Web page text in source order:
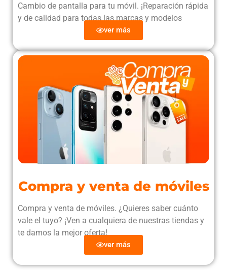
Cambio de pantalla para tu móvil. ¡Reparación rápida
y de calidad para todas las marcas y modelos
ver más
Compra y venta de móviles
Compra y venta de móviles. ¿Quieres saber cuánto
vale el tuyo? ¡Ven a cualquiera de nuestras tiendas y
te damos la mejor oferta!
ver más